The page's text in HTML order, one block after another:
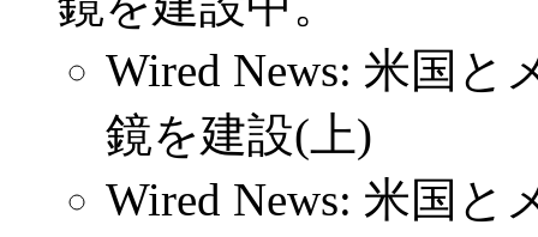
Wired News: 米国
鏡を建設(上)
Wired News: 米国